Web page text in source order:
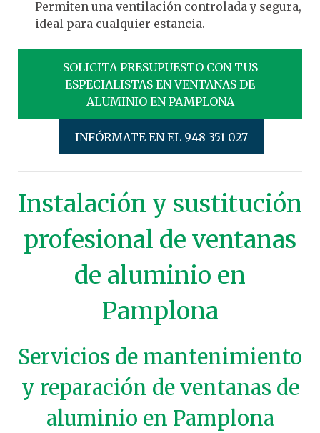
Permiten una ventilación controlada y segura,
ideal para cualquier estancia.
SOLICITA PRESUPUESTO CON TUS
ESPECIALISTAS EN VENTANAS DE
ALUMINIO EN PAMPLONA
INFÓRMATE EN EL 948 351 027
Instalación y sustitución
profesional de ventanas
de aluminio en
Pamplona
Servicios de mantenimiento
y reparación de ventanas de
aluminio en Pamplona